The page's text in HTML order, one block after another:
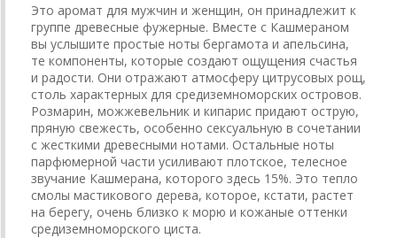
Это аромат для мужчин и женщин, он принадлежит к
группе древесные фужерные. Вместе с Кашмераном
вы услышите простые ноты бергамота и апельсина,
те компоненты, которые создают ощущения счастья
и радости. Они отражают атмосферу цитрусовых рощ,
столь характерных для средиземноморских островов.
Розмарин, можжевельник и кипарис придают острую,
пряную свежесть, особенно сексуальную в сочетании
с жесткими древесными нотами. Остальные ноты
парфюмерной части усиливают плотское, телесное
звучание Кашмерана, которого здесь 15%. Это тепло
смолы мастикового дерева, которое, кстати, растет
на берегу, очень близко к морю и кожаные оттенки
средиземноморского циста.